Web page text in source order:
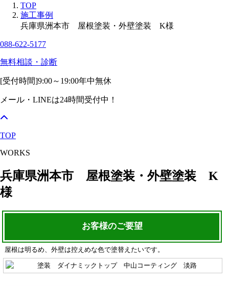
TOP
施工事例
兵庫県洲本市 屋根塗装・外壁塗装 K様
088-622-5177
無料相談・診断
[受付時間]9:00～19:00年中無休
メール・LINEは24時間受付中！
TOP
WORKS
兵庫県洲本市 屋根塗装・外壁塗装 K
様
お客様のご要望
屋根は明るめ、外壁は控えめな色で塗替えたいです。